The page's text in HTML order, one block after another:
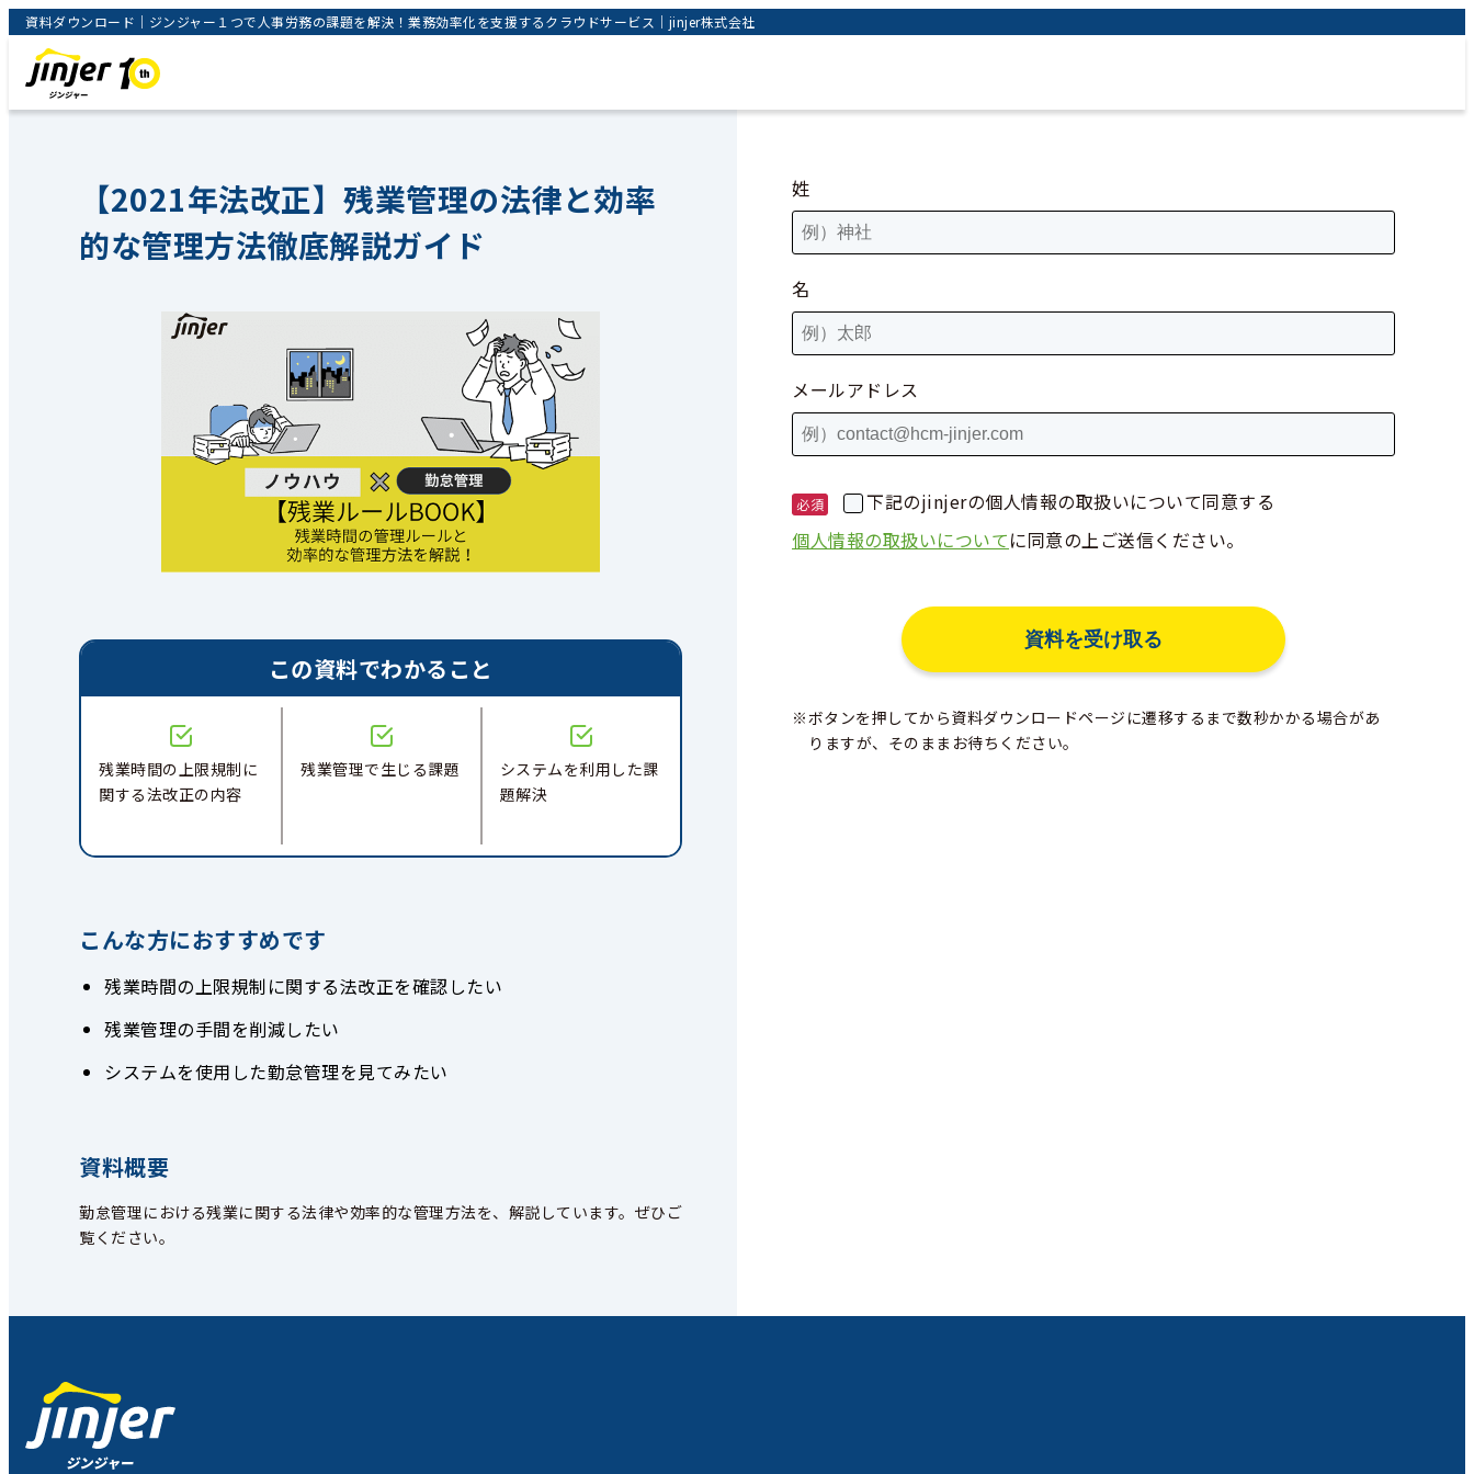
資料ダウンロード｜ジンジャー１つで人事労務の課題を解決！業務効率化を支援するクラウドサービス｜jinjer株式会社
【2021年法改正】残業管理の法律と効率
的な管理方法徹底解説ガイド
この資料でわかること
残業時間の上限規制に
関する法改正の内容
残業管理で生じる課題
システムを利用した課
題解決
こんな方におすすめです
残業時間の上限規制に関する法改正を確認したい
残業管理の手間を削減したい
システムを使用した勤怠管理を見てみたい
資料概要
勤怠管理における残業に関する法律や効率的な管理方法を、解説しています。ぜひご
覧ください。
姓
名
メールアドレス
下記のjinjerの個人情報の取扱いについて同意する
個人情報の取扱いについてに同意の上ご送信ください。
※ボタンを押してから資料ダウンロードページに遷移するまで数秒かかる場合があ
りますが、そのままお待ちください。